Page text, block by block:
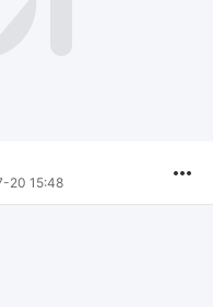
20 15:48